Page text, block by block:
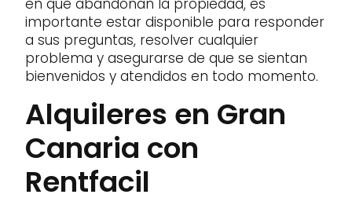
en que abandonan la propiedad, es
importante estar disponible para responder
a sus preguntas, resolver cualquier
problema y asegurarse de que se sientan
bienvenidos y atendidos en todo momento.
Alquileres en Gran
Canaria con
Rentfacil